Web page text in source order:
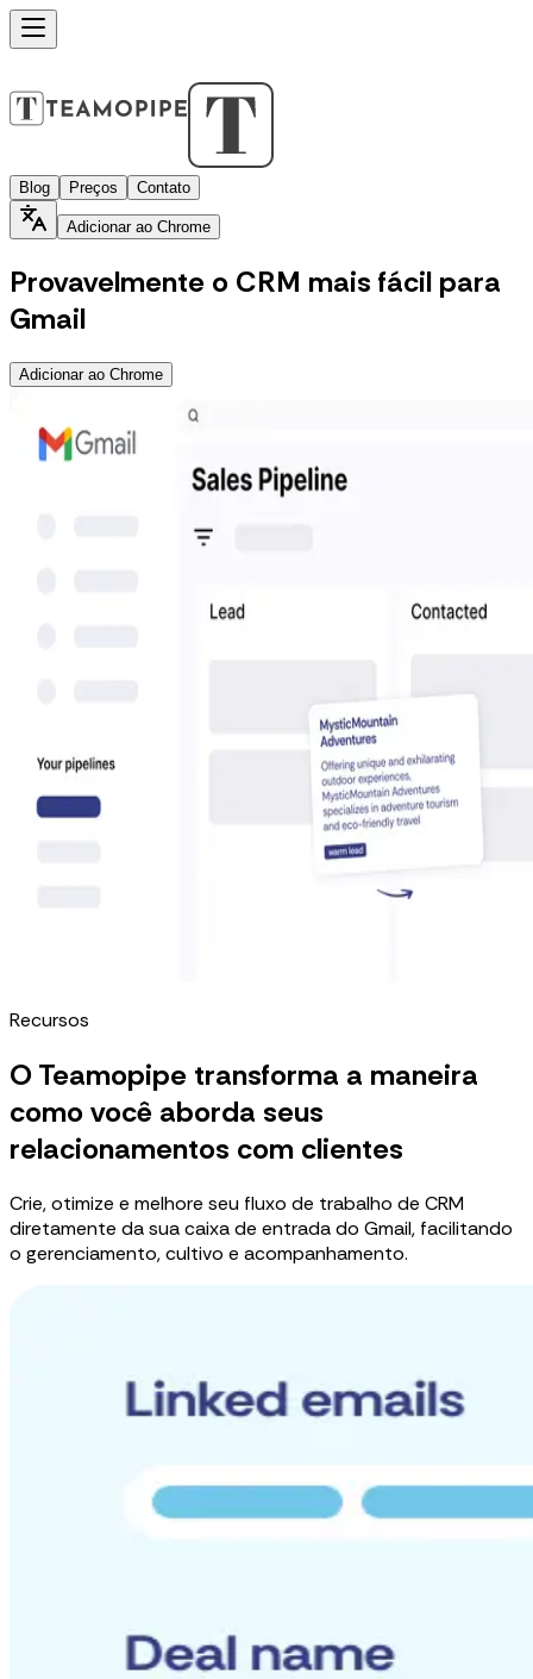
Blog Preços Contato
Adicionar ao Chrome
Provavelmente o CRM mais fácil para
Gmail
Adicionar ao Chrome
Recursos
O Teamopipe transforma a maneira
como você aborda seus
relacionamentos com clientes
Crie, otimize e melhore seu fluxo de trabalho de CRM
diretamente da sua caixa de entrada do Gmail, facilitando
o gerenciamento, cultivo e acompanhamento.